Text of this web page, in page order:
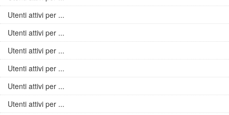
Utenti attivi per ...
Utenti attivi per ...
Utenti attivi per ...
Utenti attivi per ...
Utenti attivi per ...
Utenti attivi per ...